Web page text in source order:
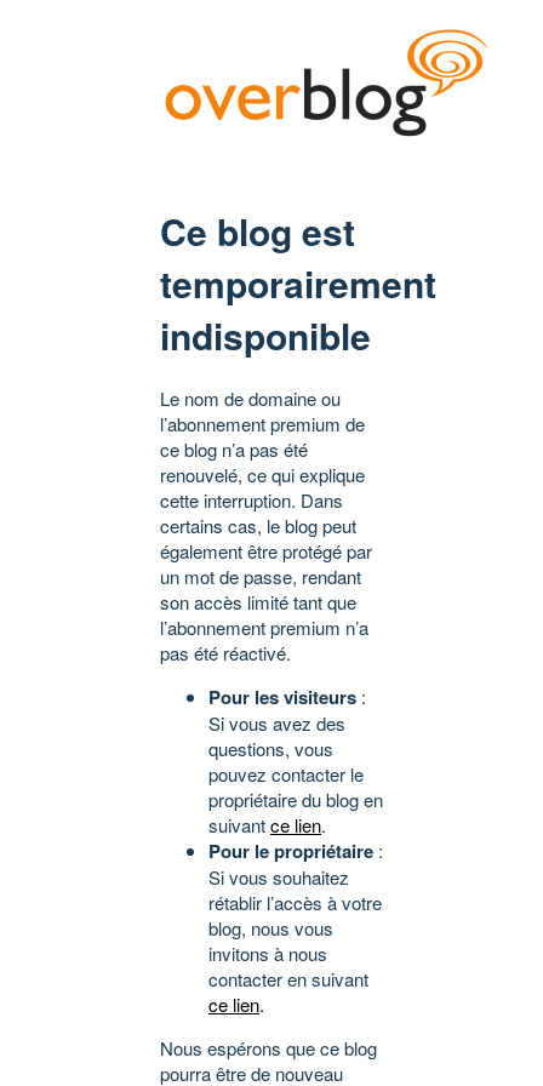
Ce blog est
temporairement
indisponible
Le nom de domaine ou
l’abonnement premium de
ce blog n’a pas été
renouvelé, ce qui explique
cette interruption. Dans
certains cas, le blog peut
également être protégé par
un mot de passe, rendant
son accès limité tant que
l’abonnement premium n’a
pas été réactivé.
Pour les visiteurs :
Si vous avez des
questions, vous
pouvez contacter le
propriétaire du blog en
suivantce lien.
Pour le propriétaire :
Si vous souhaitez
rétablir l’accès à votre
blog, nous vous
invitons à nous
contacter en suivant
ce lien.
Nous espérons que ce blog
pourra être de nouveau